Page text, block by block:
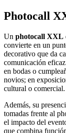
Photocall
Un photocall XXL
convierte en un
decorativo que da
comunicación
en bodas o
novios; en
cultural o comercial.
Además, su
tomadas frente al
el impacto del
que combina